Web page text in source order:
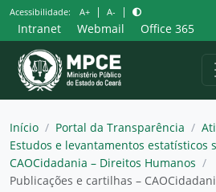
Pular
para
o
conteúdo
Acessibilidade: A+ | A- |
Intranet Webmail Office 365
Início / Portal da Transparência /
Estudos e levantamentos estatísticos
CAOCidadania – Direitos Humanos /
Publicações e cartilhas –